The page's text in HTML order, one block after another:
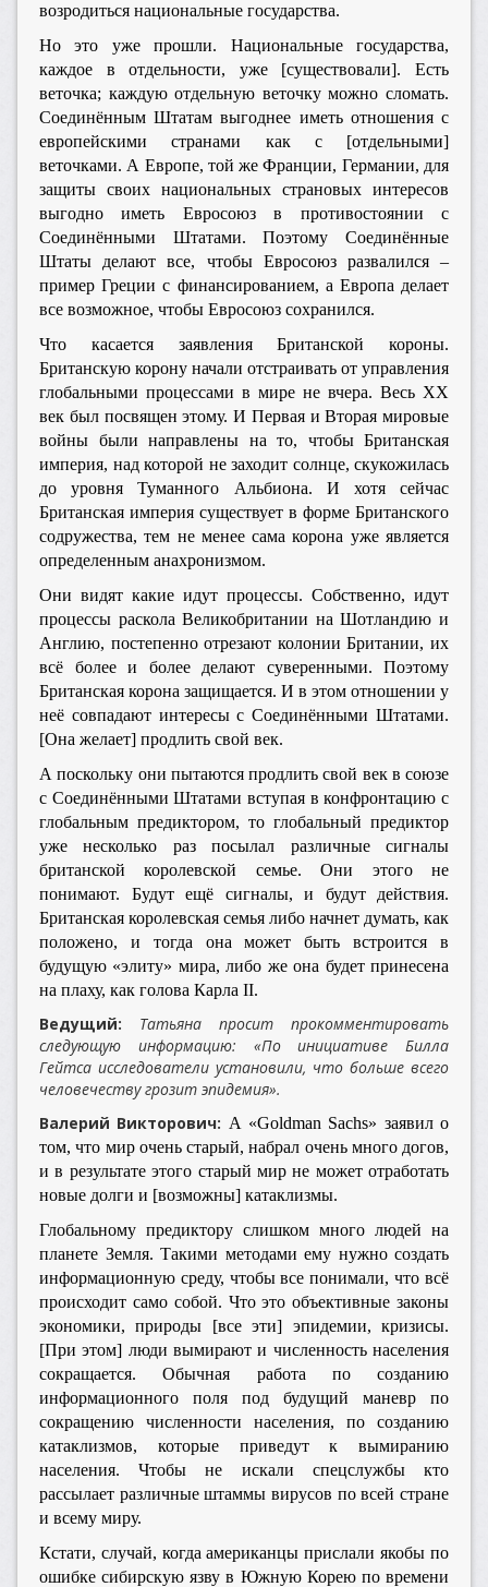
возродиться национальные государства.
Но это уже прошли. Национальные государства,
каждое в отдельности, уже [существовали]. Есть
веточка; каждую отдельную веточку можно сломать.
Соединённым Штатам выгоднее иметь отношения с
европейскими странами как с [отдельными]
веточками. А Европе, той же Франции, Германии, для
защиты своих национальных страновых интересов
выгодно иметь Евросоюз в противостоянии с
Соединёнными Штатами. Поэтому Соединённые
Штаты делают все, чтобы Евросоюз развалился –
пример Греции с финансированием, а Европа делает
все возможное, чтобы Евросоюз сохранился.
Что касается заявления Британской короны.
Британскую корону начали отстраивать от управления
глобальными процессами в мире не вчера. Весь XX
век был посвящен этому. И Первая и Вторая мировые
войны были направлены на то, чтобы Британская
империя, над которой не заходит солнце, скукожилась
до уровня Туманного Альбиона. И хотя сейчас
Британская империя существует в форме Британского
содружества, тем не менее сама корона уже является
определенным анахронизмом.
Они видят какие идут процессы. Собственно, идут
процессы раскола Великобритании на Шотландию и
Англию, постепенно отрезают колонии Британии, их
всё более и более делают суверенными. Поэтому
Британская корона защищается. И в этом отношении у
неё совпадают интересы с Соединёнными Штатами.
[Она желает] продлить свой век.
А поскольку они пытаются продлить свой век в союзе
с Соединёнными Штатами вступая в конфронтацию с
глобальным предиктором, то глобальный предиктор
уже несколько раз посылал различные сигналы
британской королевской семье. Они этого не
понимают. Будут ещё сигналы, и будут действия.
Британская королевская семья либо начнет думать, как
положено, и тогда она может быть встроится в
будущую «элиту» мира, либо же она будет принесена
на плаху, как голова Карла II.
Ведущий: Татьяна просит прокомментировать
следующую информацию: «По инициативе Билла
Гейтса исследователи установили, что больше всего
человечеству грозит эпидемия».
Валерий Викторович: А «Goldman Sachs» заявил о
том, что мир очень старый, набрал очень много догов,
и в результате этого старый мир не может отработать
новые долги и [возможны] катаклизмы.
Глобальному предиктору слишком много людей на
планете Земля. Такими методами ему нужно создать
информационную среду, чтобы все понимали, что всё
происходит само собой. Что это объективные законы
экономики, природы [все эти] эпидемии, кризисы.
[При этом] люди вымирают и численность населения
сокращается. Обычная работа по созданию
информационного поля под будущий маневр по
сокращению численности населения, по созданию
катаклизмов, которые приведут к вымиранию
населения. Чтобы не искали спецслужбы кто
рассылает различные штаммы вирусов по всей стране
и всему миру.
Кстати, случай, когда американцы прислали якобы по
ошибке сибирскую язву в Южную Корею по времени